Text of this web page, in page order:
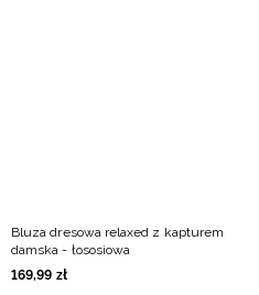
Bluza dresowa relaxed z kapturem
damska - łososiowa
169,99 zł